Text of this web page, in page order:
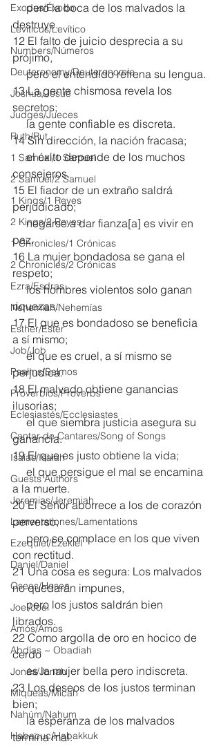
Exodus/Éxodo
Leviticus/Levítico
Numbers/Números
Deuteronomy/Deuteronomio
Joshua/Josué
Judges/Jueces
Ruth/Rut
1 Samuel/1 Samuel
2 Samuel/2 Samuel
1 Kings/1 Reyes
2 Kings/2 Reyes
1 Chronicles/1 Crónicas
2 Chronicles/2 Crónicas
Ezra/Esdras
Nehemiah/Nehemías
Esther/Ester
Job/Job
Psalms/Salmos
Proverbios/Proverbs
Eclesiastés/Ecclesiastes
Cantar de Cantares/Song of Songs
Isaías/Isaiah
Guests Authors
Jeremias/Jeremiah
Lamentationes/Lamentations
Ezequiel/Ezekiel
Daniel/Daniel
Oseas/Hosea
Joel/Joel
Amós/Amos
Abdías ~ Obadiah
Jonás/Jonah
Miqueas/Micah
Nahúm/Nahum
Habacuc/Habakkuk
     pero la boca de los malvados la
destruye.
12 El falto de juicio desprecia a su
prójimo,
     pero el entendido refrena su lengua.
13 La gente chismosa revela los
secretos;
     la gente confiable es discreta.
14 Sin dirección, la nación fracasa;
     el éxito depende de los muchos
consejeros.
15 El fiador de un extraño saldrá
perjudicado;
     negarse a dar fianza[
a] es vivir en
paz.
16 La mujer bondadosa se gana el
respeto;
     los hombres violentos solo ganan
riquezas.
17 El que es bondadoso se beneficia
a sí mismo;
     el que es cruel, a sí mismo se
perjudica.
18 El malvado obtiene ganancias
ilusorias;
     el que siembra justicia asegura su
ganancia.
19 El que es justo obtiene la vida;
     el que persigue el mal se encamina
a la muerte.
20 El Señor aborrece a los de corazón
perverso,
     pero se complace en los que viven
con rectitud.
21 Una cosa es segura: Los malvados
no quedarán impunes,
     pero los justos saldrán bien
librados.
22 Como argolla de oro en hocico de
cerdo
     es la mujer bella pero indiscreta.
23 Los deseos de los justos terminan
bien;
     la esperanza de los malvados
termina mal.